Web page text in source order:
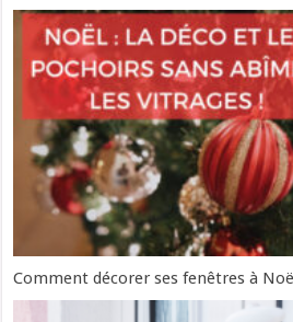
Comment décorer ses fenêtres à